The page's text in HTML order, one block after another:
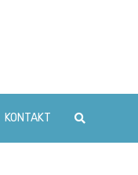
KONTAKT